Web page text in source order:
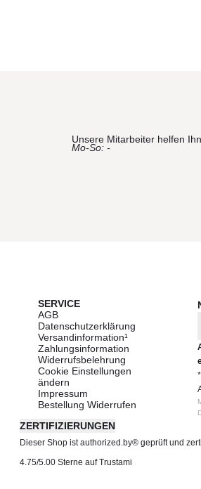
Unsere Mitarbeiter helfen
Mo-So: -
SERVICE
AGB
Datenschutzerklärung
Versandinformation¹
Zahlungsinformation
Widerrufsbelehrung
Cookie Einstellungen
ändern
Impressum
Bestellung Widerrufen
ZERTIFIZIERUNGEN
Dieser Shop ist authorized.by® geprüft und
4.75/5.00 Sterne auf Trustami